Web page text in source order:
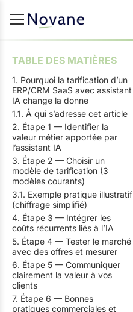
TABLE DES MATIÈRES
1. Pourquoi la tarification d’un
ERP/CRM SaaS avec assistant
IA change la donne
1.1. À qui s’adresse cet article
2. Étape 1 — Identifier la
valeur métier apportée par
l’assistant IA
3. Étape 2 — Choisir un
modèle de tarification (3
modèles courants)
3.1. Exemple pratique illustratif
(chiffrage simplifié)
4. Étape 3 — Intégrer les
coûts récurrents liés à l’IA
5. Étape 4 — Tester le marché
avec des offres et mesurer
6. Étape 5 — Communiquer
clairement la valeur à vos
clients
7. Étape 6 — Bonnes
pratiques commerciales et